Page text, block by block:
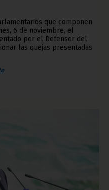
que componen
6 de noviembre, el
por el Defensor del
las quejas presentadas